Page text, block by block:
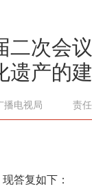
二次会议
遗产的
播电视局 责
答复如下：